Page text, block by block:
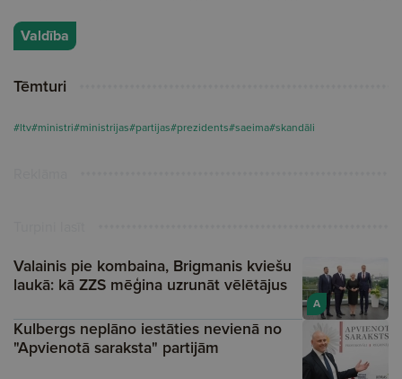
Valdība
Tēmturi
#ltv#ministri#ministrijas#partijas#prezidents#saeima#skandāli
A
Valainis pie kombaina, Brigmanis kviešu
laukā: kā ZZS mēģina uzrunāt vēlētājus
Kulbergs neplāno iestāties nevienā no
"Apvienotā saraksta" partijām